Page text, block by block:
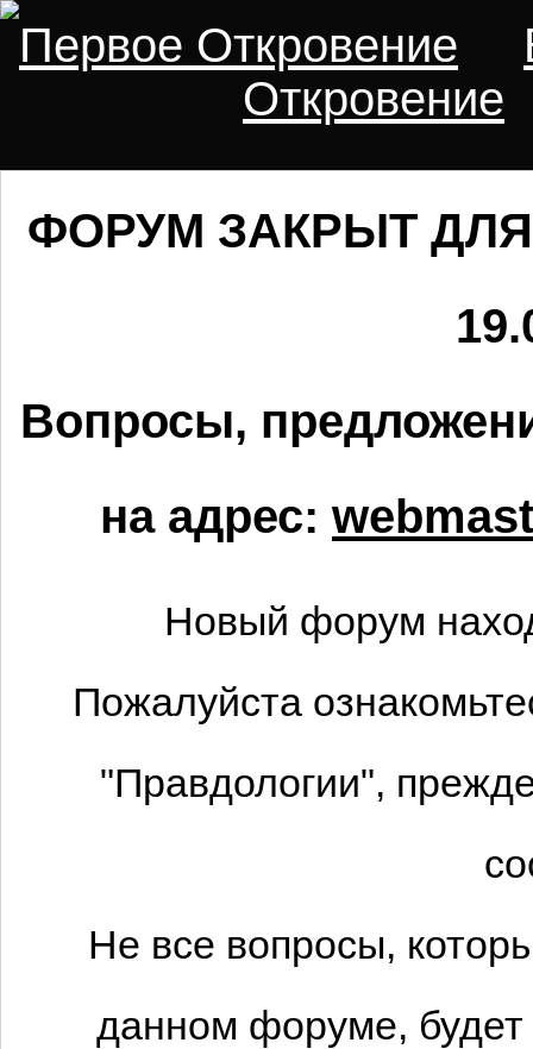
Первое Откровение
Откровение
ФОРУМ ЗАКРЫТ
Вопросы,
на адрес:
Новый форум
Пожалуйста
"Правдологии",
Не все вопросы,
данном форуме,